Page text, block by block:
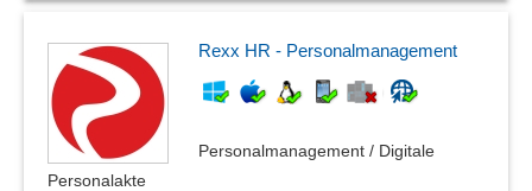
Rexx HR - Personalmanagement
Personalmanagement / Digitale
Personalakte